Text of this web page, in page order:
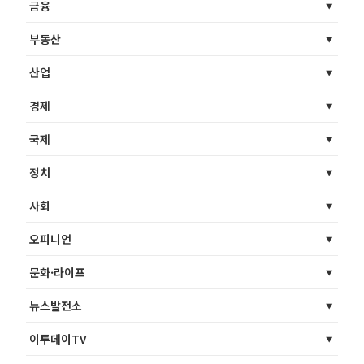
금융
부동산
산업
경제
국제
정치
사회
오피니언
문화·라이프
뉴스발전소
이투데이TV